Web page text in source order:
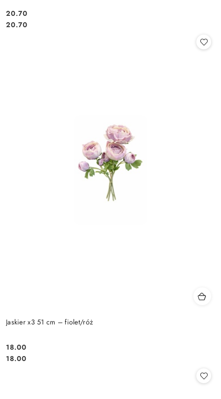
Cena:
20.70
Cena:
20.70
Jaskier x3 51 cm – fiolet/róż
Cena:
18.00
Cena:
18.00